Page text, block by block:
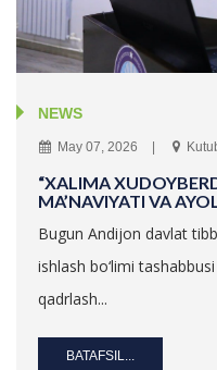
NEWS
May 07, 2026
“XALIMA
MA’NAVIYATI VA
Bugun Andijon davlat
ishlash bo‘limi
qadrlash...
BATAFSIL...